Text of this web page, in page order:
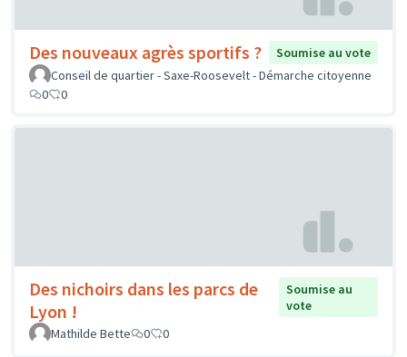
Des nouveaux agrès sportifs ?
Soumise au vote
Conseil de quartier - Saxe-Roosevelt - Démarche citoyenne
0
0
Des nichoirs dans les parcs de
Lyon !
Soumise au
vote
Mathilde Bette
0 0